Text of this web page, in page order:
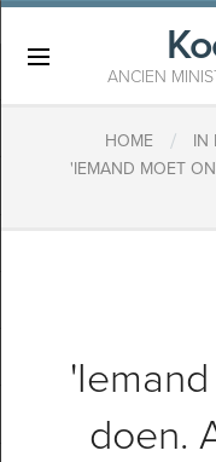
ANCIEN
HOME / IN
​'IEMAND MOET
doen.